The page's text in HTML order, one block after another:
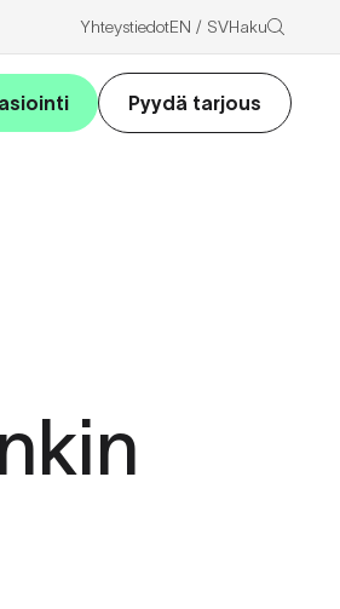
YhteystiedotEN SVHaku
Pyydä tarjous